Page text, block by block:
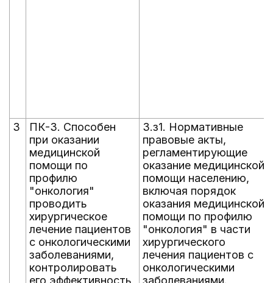
3
ПК-3. Способен
при оказании
медицинской
помощи по
профилю
"онкология"
проводить
хирургическое
лечение пациентов
с онкологическими
заболеваниями,
контролировать
его эффективность
3.з1. Нормативные
правовые акты,
регламентирующие
оказание медицинской
помощи населению,
включая порядок
оказания медицинской
помощи по профилю
"онкология" в части
хирургического
лечения пациентов с
онкологическими
заболеваниями.